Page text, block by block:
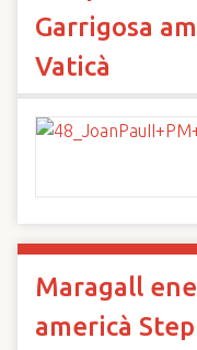
Garrigosa
Vaticà
Maragall
americà